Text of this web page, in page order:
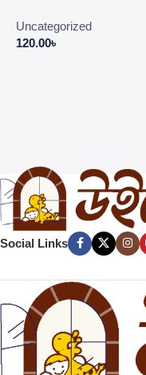
Uncategorized
120.00৳
Social Links